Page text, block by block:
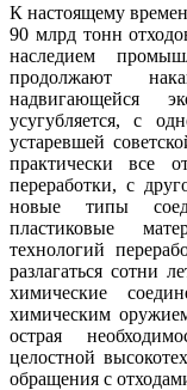
К настоящему
90 млрд тонн
наследием
продолжают
надвигающейся
усугубляется, с
устаревшей
практически все
переработки, с
новые типы
пластиковые
технологий
разлагаться сотни
химические
химическим
острая
целостной
обращения с